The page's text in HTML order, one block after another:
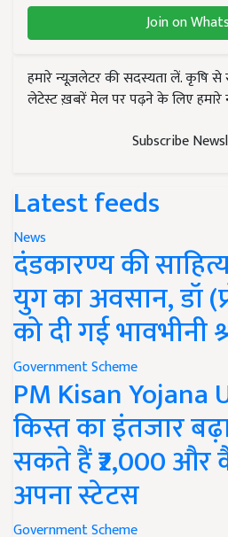
Join on
हमारे न्यूज़लेटर की सदस्यता लें. कृषि
लेटेस्ट ख़बरें मेल पर पढ़ने के लिए हमारे
Subscribe
Latest feeds
News
दंडकारण्य की
युग का अवसान, डॉ
को दी गई भावभीनी
Government Scheme
PM Kisan Yojana
किस्त का इंतजार
सकते हैं ₹2,000
अपना स्टेटस
Government Scheme